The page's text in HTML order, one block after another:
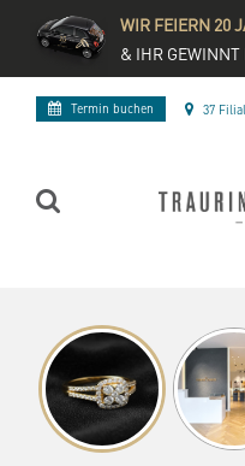
WIR FEIERN 20
& IHR
Termin buchen 37